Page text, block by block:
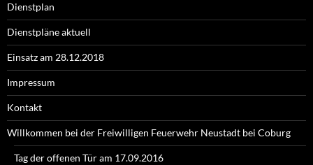
Dienstplan
Dienstpläne aktuell
Einsatz am 28.12.2018
Impressum
Kontakt
Willkommen bei der Freiwilligen Feuerwehr Neustadt bei Coburg
Tag der offenen Tür am 17.09.2016